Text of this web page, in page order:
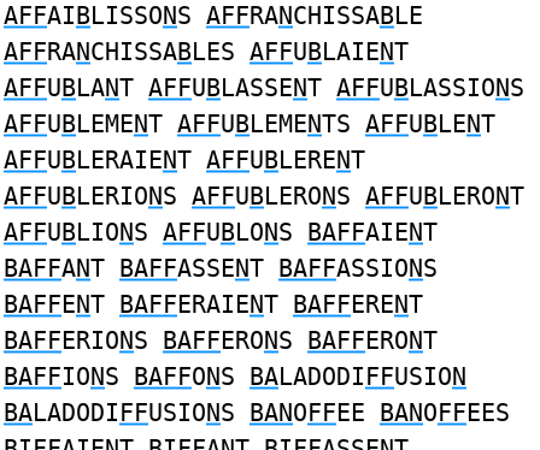
AFFAIBLISSONS AFFRANCHISSABLE
AFFRANCHISSABLES AFFUBLAIENT
AFFUBLANT AFFUBLASSENT AFFUBLASSIONS
AFFUBLEMENT AFFUBLEMENTS AFFUBLENT
AFFUBLERAIENT AFFUBLERENT
AFFUBLERIONS AFFUBLERONS AFFUBLERONT
AFFUBLIONS AFFUBLONS BAFFAIENT
BAFFANT BAFFASSENT BAFFASSIONS
BAFFENT BAFFERAIENT BAFFERENT
BAFFERIONS BAFFERONS BAFFERONT
BAFFIONS BAFFONS BALADODIFFUSION
BALADODIFFUSIONS BANOFFEE BANOFFEES